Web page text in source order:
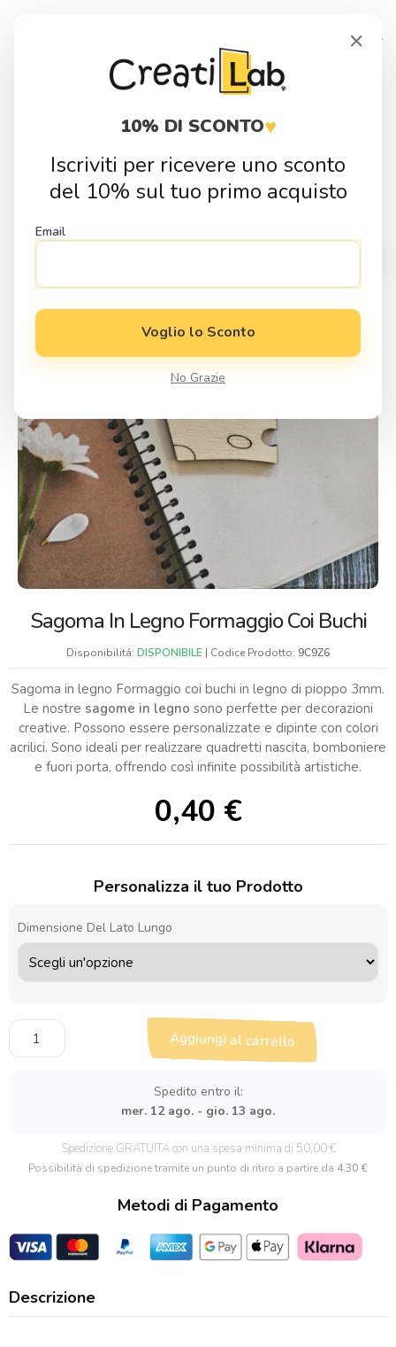
Home Fai da Te Sagome in Legno Cucina
Sagoma in legno
Formaggio coi buchi
Sagoma In Legno Formaggio Coi Buchi
Disponibilitá: DISPONIBILE | Codice Prodotto: 9C9Z6
Sagoma in legno Formaggio coi buchi in legno di pioppo 3mm.
Le nostre sagome in legno sono perfette per decorazioni
creative. Possono essere personalizzate e dipinte con colori
acrilici. Sono ideali per realizzare quadretti nascita, bomboniere
e fuori porta, offrendo così infinite possibilità artistiche.
0,40 €
Personalizza il tuo Prodotto
Dimensione Del Lato Lungo
Sagoma
in
Aggiungi al carrello
Spedito entro il:
mer. 12 ago. - gio. 13 ago.
Spedizione GRATUITA con una spesa minima di 50,00 €
Possibilità di spedizione tramite un punto di ritiro a partire da 4.30 €
Metodi di Pagamento
Descrizione
×
10% DI SCONTO♥
Iscriviti per ricevere uno sconto
del 10% sul tuo primo acquisto
Email
Voglio lo Sconto
No Grazie